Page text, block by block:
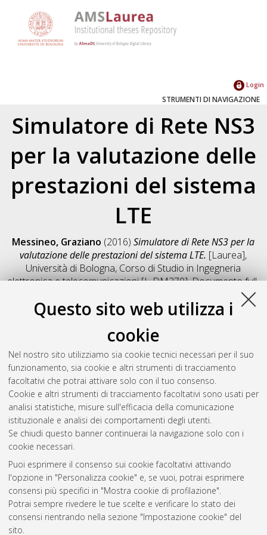
Questo sito web utilizza i
cookie
Nel nostro sito utilizziamo sia cookie tecnici necessari per il suo
funzionamento, sia cookie e altri strumenti di tracciamento
facoltativi che potrai attivare solo con il tuo consenso.
Cookie e altri strumenti di tracciamento facoltativi sono usati per
analisi statistiche, misure sull'efficacia della comunicazione
istituzionale e analisi dei comportamenti degli utenti.
Se chiudi questo banner continuerai la navigazione solo con i
cookie necessari.
Puoi esprimere il consenso sui cookie facoltativi attivando
l'opzione in "Personalizza cookie" e, se vuoi, potrai esprimere
consensi più specifici in "Mostra cookie di profilazione".
Potrai sempre rivedere le tue scelte e verificare lo stato dei
consensi rientrando nella sezione "Impostazione cookie" del
sito.
Login
STRUMENTI DI NAVIGAZIONE
Simulatore di Rete NS3
per la valutazione delle
prestazioni del sistema
LTE
Messineo, Graziano (2016)Simulatore di Rete NS3 per la
valutazione delle prestazioni del sistema LTE. [Laurea],
Università di Bologna, Corso di Studio in Ingegneria
elettronica e telecomunicazioni [L-DM270], Documento full-
Salva citazione
Condividi
Il full-text non è disponibile per scelta dell'autore. (
Abstract
Altri metadati
Gestione del documento:
Atom
Rss 1.0
Rss 2.0